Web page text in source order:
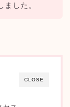
した。
CLOSE